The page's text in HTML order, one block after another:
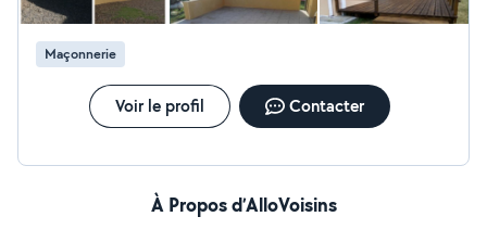
Maçonnerie
Voir le profil Contacter
À Propos d’AlloVoisins